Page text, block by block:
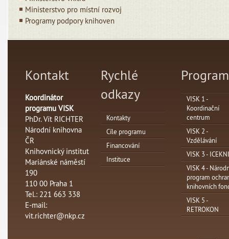
Ministerstvo pro místní rozvoj
Programy podpory knihoven
Kontakt
Koordinátor
programu VISK
PhDr. Vít RICHTER
Národní knihovna
ČR
Knihovnický institut
Mariánské náměstí
190
110 00 Praha 1
Tel.: 221 663 338
E-mail:
vit.richter@nkp.cz
Rychlé
odkazy
Kontakty
Cíle programu
Financování
Instituce
VISK 1 -
Koordinační
centrum
VISK 2 -
Vzdělávání
VISK 3 - ICEKNI
VISK 4 -
program
knihovních
VISK 5 -
RETROKON